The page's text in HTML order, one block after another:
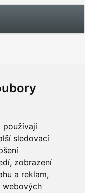
používají
sledovací
zobrazení
a reklam,
webových